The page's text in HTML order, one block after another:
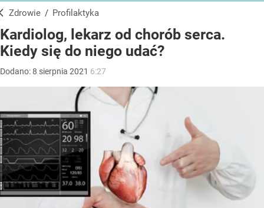
Zdrowie / Profilaktyka
Kardiolog, lekarz od chorób serca.
Kiedy się do niego udać?
Dodano:8 sierpnia 2021 6:27